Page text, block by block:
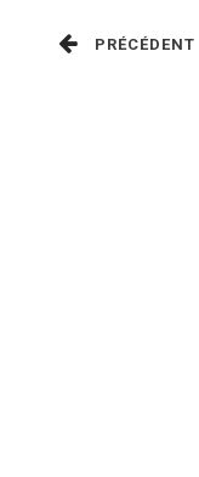
PRÉCÉDENT